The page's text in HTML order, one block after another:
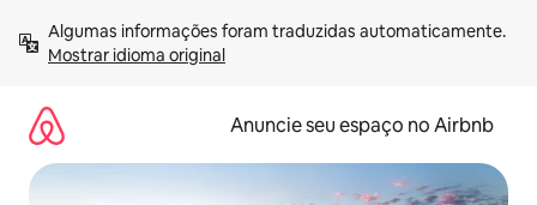
para
Mostrar idioma original
Anuncie seu espaço no Airbnb